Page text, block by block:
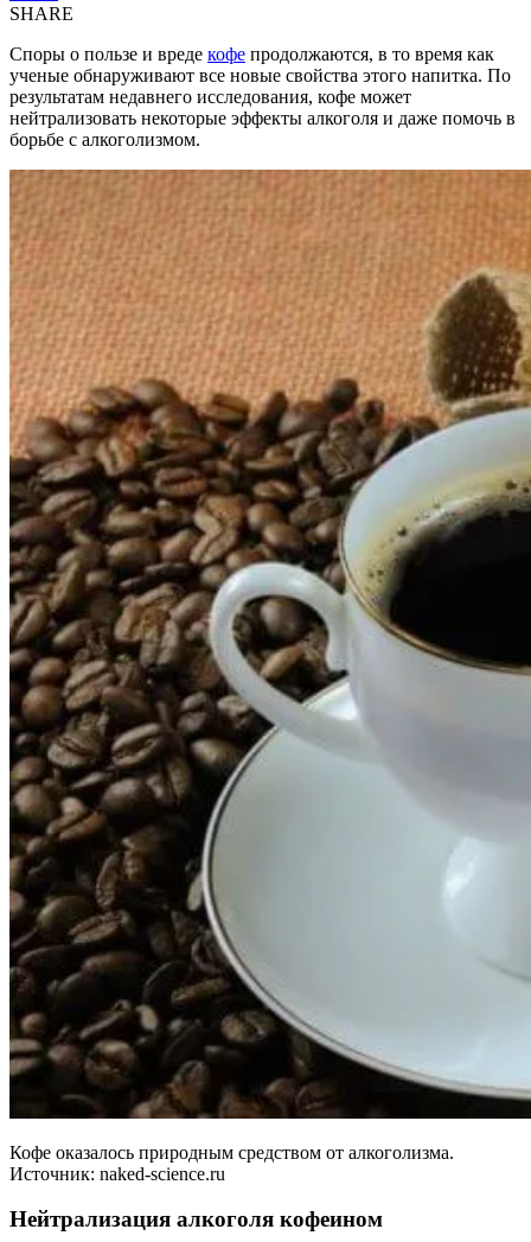
SHARE
Споры о пользе и вреде кофе продолжаются, в то время как
ученые обнаруживают все новые свойства этого напитка. По
результатам недавнего исследования, кофе может
нейтрализовать некоторые эффекты алкоголя и даже помочь в
борьбе с алкоголизмом.
Кофе оказалось природным средством от алкоголизма.
Источник: naked-science.ru
Нейтрализация алкоголя кофеином